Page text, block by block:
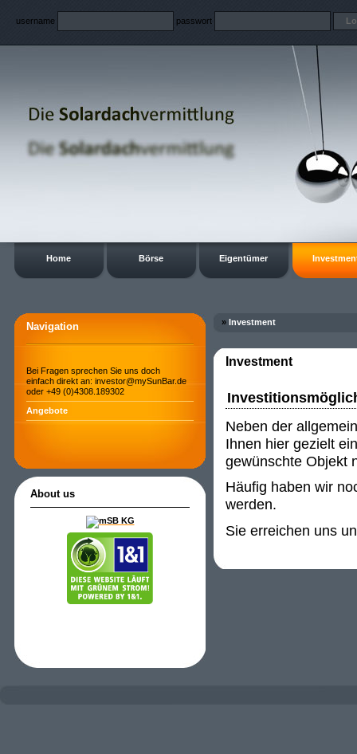
username passwort
Home Börse Eigentümer
Navigation
Bei Fragen sprechen Sie uns doch
einfach direkt an: investor@mySunBar.de
oder +49 (0)4308.189302
Angebote
About us
» Investment
Investment
Neben der
Ihnen hier gezielt
gewünschte Objekt
Häufig haben wir
werden.
Sie erreichen uns